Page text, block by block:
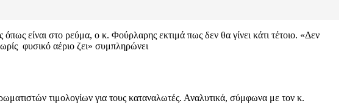
είναι στο ρεύμα, ο κ. Φούρλαρης εκτιμά πως δεν θα γίνει κάτι τέτοιο. «Δεν
φυσικό αέριο ζει» συμπληρώνει
τιμολογίων για τους καταναλωτές. Αναλυτικά, σύμφωνα με τον κ.